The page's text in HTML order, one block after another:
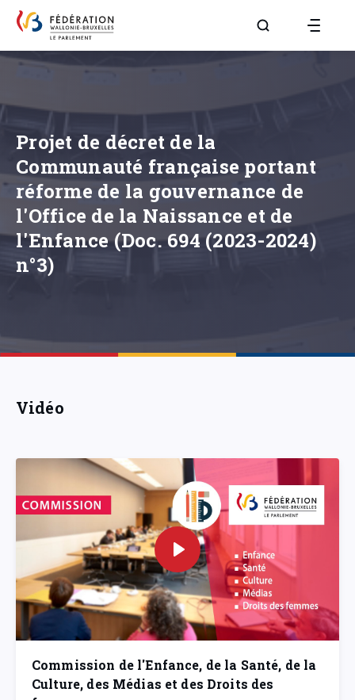
Aller à la page
Projet de décret de la
Communauté française portant
réforme de la gouvernance de
l'Office de la Naissance et de
l'Enfance (Doc. 694 (2023-2024)
n°3)
Vidéo
Commission de l'Enfance, de la Santé, de la
Culture, des Médias et des Droits des